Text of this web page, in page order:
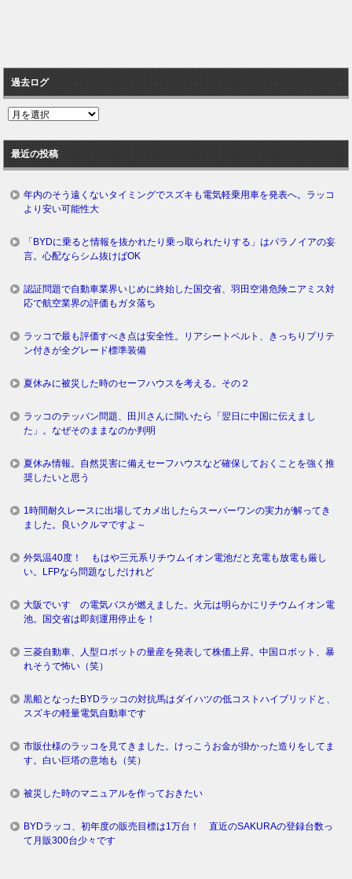
過去ログ
過
ロ
グ
最近の投稿
年内のそう遠くないタイミングでスズキも電気軽乗用車を発表へ。ラッコ
より安い可能性大
「BYDに乗ると情報を抜かれたり乗っ取られたりする」はパラノイアの妄
言。心配ならシム抜けばOK
認証問題で自動車業界いじめに終始した国交省、羽田空港危険ニアミス対
応で航空業界の評価もガタ落ち
ラッコで最も評価すべき点は安全性。リアシートベルト、きっちりプリテ
ン付きが全グレード標準装備
夏休みに被災した時のセーフハウスを考える。その２
ラッコのテッパン問題、田川さんに聞いたら「翌日に中国に伝えまし
た」。なぜそのままなのか判明
夏休み情報。自然災害に備えセーフハウスなど確保しておくことを強く推
奨したいと思う
1時間耐久レースに出場してカメ出したらスーパーワンの実力が解ってき
ました。良いクルマですよ～
外気温40度！ もはや三元系リチウムイオン電池だと充電も放電も厳し
い。LFPなら問題なしだけれど
大阪でいすゞの電気バスが燃えました。火元は明らかにリチウムイオン電
池。国交省は即刻運用停止を！
三菱自動車、人型ロボットの量産を発表して株価上昇。中国ロボット、暴
れそうで怖い（笑）
黒船となったBYDラッコの対抗馬はダイハツの低コストハイブリッドと、
スズキの軽量電気自動車です
市販仕様のラッコを見てきました。けっこうお金が掛かった造りをしてま
す。白い巨塔の意地も（笑）
被災した時のマニュアルを作っておきたい
BYDラッコ、初年度の販売目標は1万台！ 直近のSAKURAの登録台数っ
て月販300台少々です